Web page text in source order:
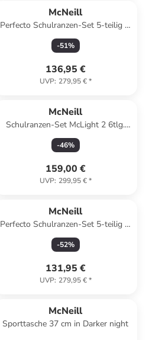
McNeill
Perfecto Schulranzen-Set 5-teilig in
Lion King
-51%
136,95 €
UVP: 279,95 €*
McNeill
Schulranzen-Set McLight 2 6tlg.
PUZZLE in blau
-46%
159,00 €
UVP: 299,95 €*
McNeill
Perfecto Schulranzen-Set 5-teilig in
Donald Duck
-52%
131,95 €
UVP: 279,95 €*
McNeill
Sporttasche 37 cm in Darker night